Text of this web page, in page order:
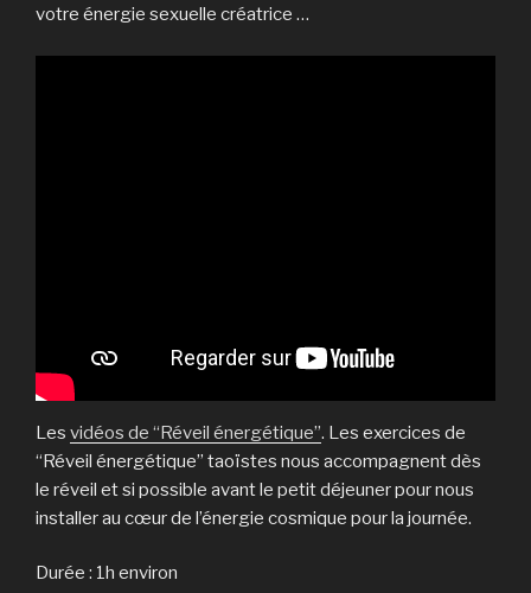
votre énergie sexuelle créatrice …
Les vidéos de “Réveil énergétique”. Les exercices de
“Réveil énergétique” taoïstes nous accompagnent dès
le réveil et si possible avant le petit déjeuner pour nous
installer au cœur de l’énergie cosmique pour la journée.
Durée : 1h environ